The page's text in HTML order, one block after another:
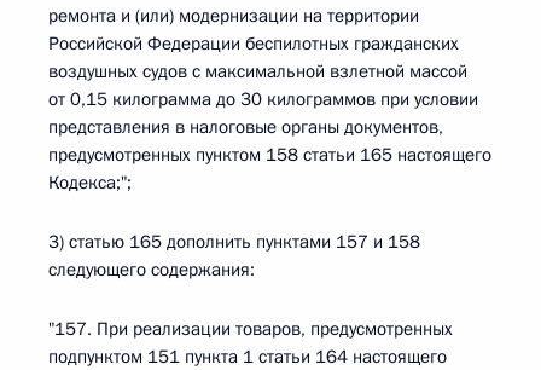
ремонта и (или) модернизации на территории
Российской Федерации беспилотных гражданских
воздушных судов с максимальной взлетной массой
от 0,15 килограмма до 30 килограммов при условии
представления в налоговые органы документов,
предусмотренных пунктом 158 статьи 165 настоящего
Кодекса;";
3) статью 165 дополнить пунктами 157 и 158
следующего содержания:
"157. При реализации товаров, предусмотренных
подпунктом 151 пункта 1 статьи 164 настоящего